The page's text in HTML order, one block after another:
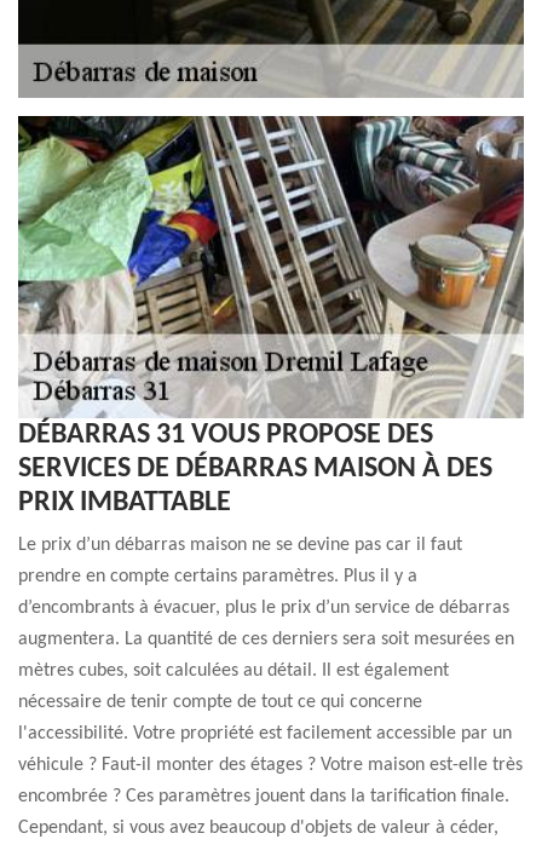
DÉBARRAS 31 VOUS PROPOSE DES
SERVICES DE DÉBARRAS MAISON À DES
PRIX IMBATTABLE
Le prix d’un débarras maison ne se devine pas car il faut
prendre en compte certains paramètres. Plus il y a
d’encombrants à évacuer, plus le prix d’un service de débarras
augmentera. La quantité de ces derniers sera soit mesurées en
mètres cubes, soit calculées au détail. Il est également
nécessaire de tenir compte de tout ce qui concerne
l'accessibilité. Votre propriété est facilement accessible par un
véhicule ? Faut-il monter des étages ? Votre maison est-elle très
encombrée ? Ces paramètres jouent dans la tarification finale.
Cependant, si vous avez beaucoup d'objets de valeur à céder,